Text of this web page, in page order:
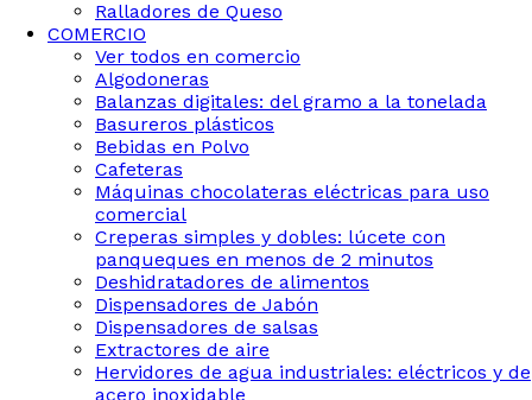
Ralladores de Queso
COMERCIO
Ver todos en comercio
Algodoneras
Balanzas digitales: del gramo a la tonelada
Basureros plásticos
Bebidas en Polvo
Cafeteras
Máquinas chocolateras eléctricas para uso
comercial
Creperas simples y dobles: lúcete con
panqueques en menos de 2 minutos
Deshidratadores de alimentos
Dispensadores de Jabón
Dispensadores de salsas
Extractores de aire
Hervidores de agua industriales: eléctricos y de
acero inoxidable